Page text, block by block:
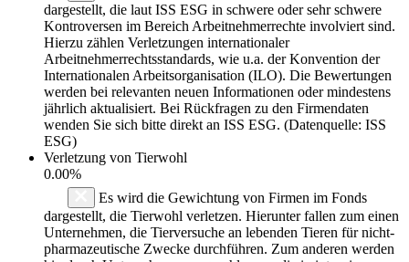
dargestellt, die laut ISS ESG in schwere oder sehr schwere
Kontroversen im Bereich Arbeitnehmerrechte involviert sind.
Hierzu zählen Verletzungen internationaler
Arbeitnehmerrechtsstandards, wie u.a. der Konvention der
Internationalen Arbeitsorganisation (ILO). Die Bewertungen
werden bei relevanten neuen Informationen oder mindestens
jährlich aktualisiert. Bei Rückfragen zu den Firmendaten
wenden Sie sich bitte direkt an ISS ESG. (Datenquelle: ISS
ESG)
Verletzung von Tierwohl
0.00%
Es wird die Gewichtung von Firmen im Fonds
dargestellt, die Tierwohl verletzen. Hierunter fallen zum einen
Unternehmen, die Tierversuche an lebenden Tieren für nicht-
pharmazeutische Zwecke durchführen. Zum anderen werden